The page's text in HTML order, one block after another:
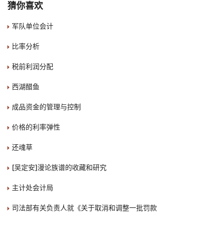
猜你喜欢
军队单位会计
比率分析
税前利润分配
西湖醋鱼
成品资金的管理与控制
价格的利率弹性
还魂草
[吴定安]漫论族谱的收藏和研究
主计处会计局
司法部有关负责人就《关于取消和调整一批罚款